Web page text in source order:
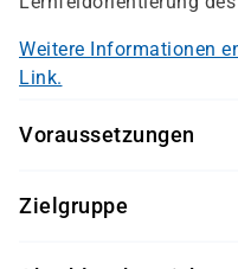
Weitere Informationen
Link.
Voraussetzungen
Interesse an der
Eignungstest
Zielgruppe